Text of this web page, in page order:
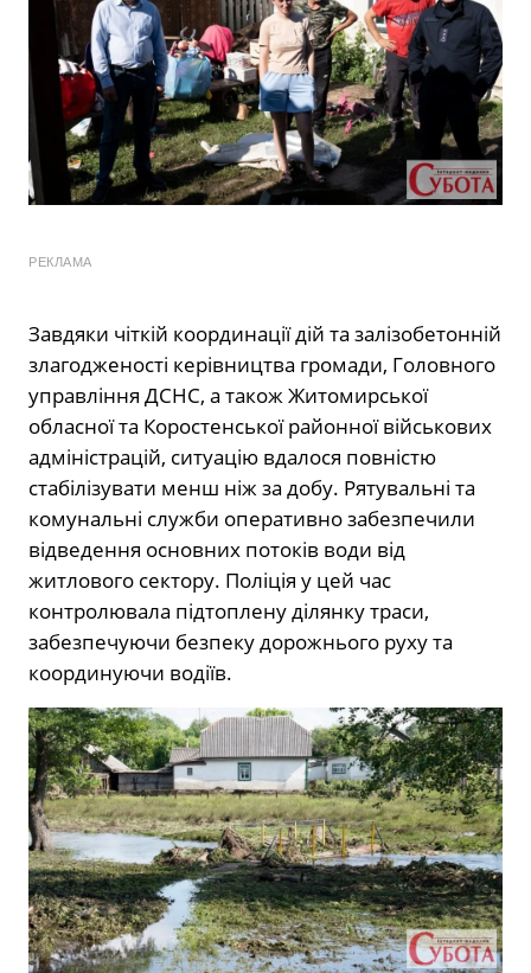
РЕКЛАМА
Завдяки чіткій координації дій та залізобетонній
злагодженості керівництва громади, Головного
управління ДСНС, а також Житомирської
обласної та Коростенської районної військових
адміністрацій, ситуацію вдалося повністю
стабілізувати менш ніж за добу. Рятувальні та
комунальні служби оперативно забезпечили
відведення основних потоків води від
житлового сектору. Поліція у цей час
контролювала підтоплену ділянку траси,
забезпечуючи безпеку дорожнього руху та
координуючи водіїв.